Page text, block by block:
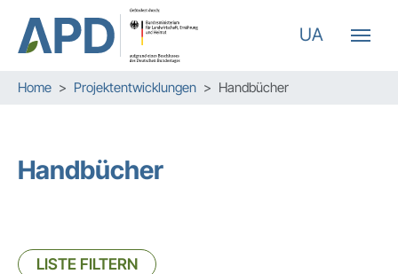
Zum Hauptinhalt springen
Skip to page footer
UA
Sie sind hier:
Home Projektentwicklungen Handbücher
Handbücher
LISTE FILTERN